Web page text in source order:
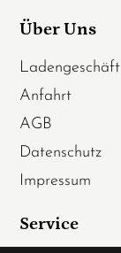
Über Uns
Ladengeschäft
Anfahrt
AGB
Datenschutz
Impressum
Service